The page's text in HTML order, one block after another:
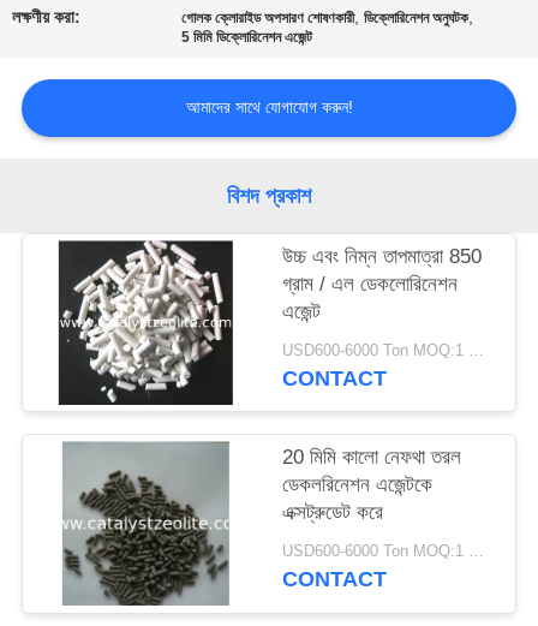
মামলা
ম্যাপ
PRIVACY
POLICY
লক্ষণীয় করা: গোলক ক্লোরাইড অপসারণ শোষণকারী,ডিক্লোরিনেশন অনুঘটক,
5 মিমি ডিক্লোরিনেশন এজেন্ট
আমাদের সাথে যোগাযোগ করুন!
বিশদ প্রকাশ
উচ্চ এবং নিম্ন তাপমাত্রা 850
গ্রাম / এল ডেকলোরিনেশন
এজেন্ট
USD600-6000 Ton MOQ:1 কিলোগ্রাম
CONTACT
20 মিমি কালো নেফথা তরল
ডেকলরিনেশন এজেন্টকে
এক্সট্রুডেট করে
USD600-6000 Ton MOQ:1 কিলোগ্রাম
CONTACT